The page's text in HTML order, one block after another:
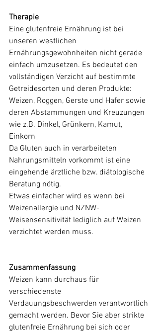
Therapie
Eine glutenfreie Ernährung ist bei
unseren westlichen
Ernährungsgewohnheiten nicht gerade
einfach umzusetzen. Es bedeutet den
vollständigen Verzicht auf bestimmte
Getreidesorten und deren Produkte:
Weizen, Roggen, Gerste und Hafer sowie
deren Abstammungen und Kreuzungen
wie z.B. Dinkel, Grünkern, Kamut,
Einkorn
Da Gluten auch in verarbeiteten
Nahrungsmitteln vorkommt ist eine
eingehende ärztliche bzw. diätologische
Beratung nötig.
Etwas einfacher wird es wenn bei
Weizenallergie und NZNW-
Weisensensitivität lediglich auf Weizen
verzichtet werden muss.
Zusammenfassung
Weizen kann durchaus für
verschiedenste
Verdauungsbeschwerden verantwortlich
gemacht werden. Bevor Sie aber strikte
glutenfreie Ernährung bei sich oder